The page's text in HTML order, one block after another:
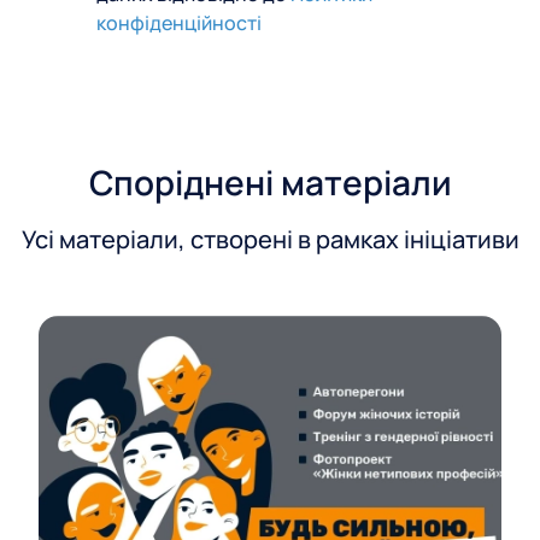
конфіденційності
Споріднені матеріали
Усі матеріали, створені в рамках ініціативи